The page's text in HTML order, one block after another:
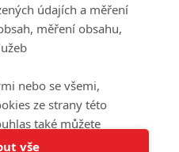
cookies.
cookies |Pravidla webu
soukromí
údajích a měření
měření obsahu,
nebo se všemi,
ze strany této
také můžete
vám na stránce
vše